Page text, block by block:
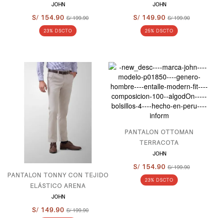
JOHN
S/ 154.90 S/ 199.90
23% DSCTO
JOHN
S/ 149.90 S/ 199.90
25% DSCTO
PANTALON TONNY CON TEJIDO
ELÁSTICO ARENA
JOHN
S/ 149.90 S/ 199.90
PANTALON OTTOMAN
TERRACOTA
JOHN
S/ 154.90 S/ 199.90
23% DSCTO